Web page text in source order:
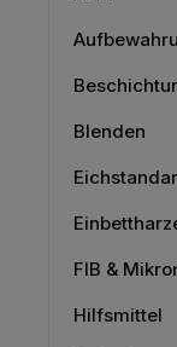
Blenden
FIB &
Hilfsmittel